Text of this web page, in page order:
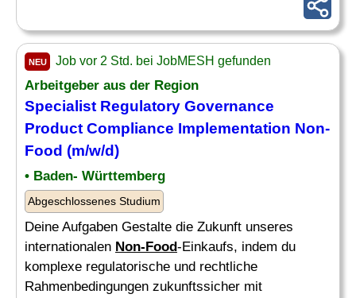
NEU Job vor 2 Std. bei JobMESH gefunden
Arbeitgeber aus der Region
Specialist Regulatory Governance
Product Compliance Implementation Non-
Food (m/w/d)
• Baden- Württemberg
Abgeschlossenes Studium
Deine Aufgaben Gestalte die Zukunft unseres
internationalen Non-Food-Einkaufs, indem du
komplexe regulatorische und rechtliche
Rahmenbedingungen zukunftssicher mit